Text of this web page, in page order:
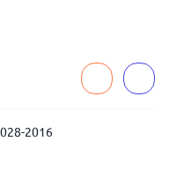
2016